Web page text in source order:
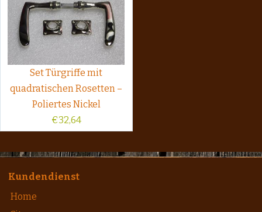
Set Türgriffe mit
quadratischen Rosetten –
Poliertes Nickel
€32,64
Kundendienst
Home